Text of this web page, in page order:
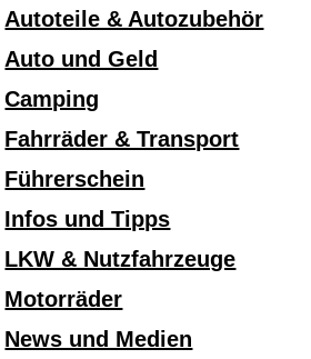
Autoteile & Autozubehör
Auto und Geld
Camping
Fahrräder & Transport
Führerschein
Infos und Tipps
LKW & Nutzfahrzeuge
Motorräder
News und Medien